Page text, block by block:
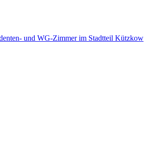
und WG-Zimmer im Stadtteil Kützkow